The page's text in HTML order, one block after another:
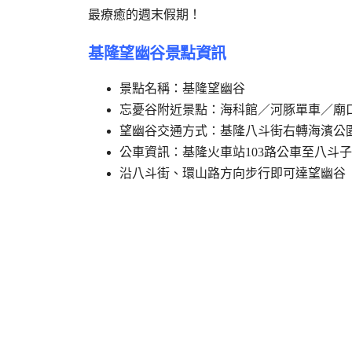
最療癒的週末假期！
基隆望幽谷景點資訊
景點名稱：基隆望幽谷
忘憂谷附近景點：海科館／河豚單車／廟
望幽谷交通方式：基隆八斗街右轉海濱公
公車資訊：基隆火車站103路公車至八斗
沿八斗街、環山路方向步行即可達望幽谷